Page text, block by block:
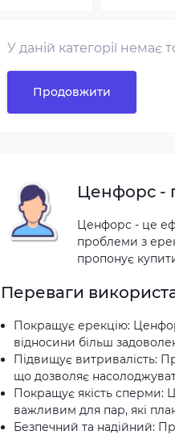
У даній категорії немає
Продовжити
Ценфорс -
Ценфорс - це
проблеми з
пропонує
Переваги
Покращує ерекцію:
відносини більш
Підвищує витривалість:
що дозволяє
Покращує якість сперми:
важливим для пар, які
Безпечний та надійний: